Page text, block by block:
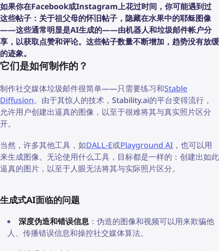
如果你在Facebook或Instagram上花过时间，你可能遇到过
这些帖子：关于祖父母的怀旧帖子，隐藏在水果中的耶稣图像
——这些通常明显是AI生成的——由机器人和垃圾邮件帐户分
享，以获取点赞和评论。这些帖子数量不断增加，趋势没有放缓
的迹象。
它们是如何制作的？
制作社交媒体垃圾邮件很简单——只需要练习和Stable
Diffusion。由于其惊人的技术，Stability.ai的平台变得流行，
允许用户创建出逼真的图像，以至于很难将其与真实照片区分
开。
当然，许多其他工具，如DALL-E或Playground AI ，也可以用
来生成图像。无论使用什么工具，目标都是一样的：创建出如此
逼真的图片，以至于人眼无法将其与实际照片区分。
生成式AI面临的问题
深度伪造和错误信息 ：伪造的图像和视频可以用来欺骗他
人、传播错误信息和操控社交媒体算法。